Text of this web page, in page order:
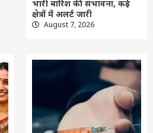
भारी बारिश की संभावना, कई
क्षेत्रों में अलर्ट जारी
August 7, 2026